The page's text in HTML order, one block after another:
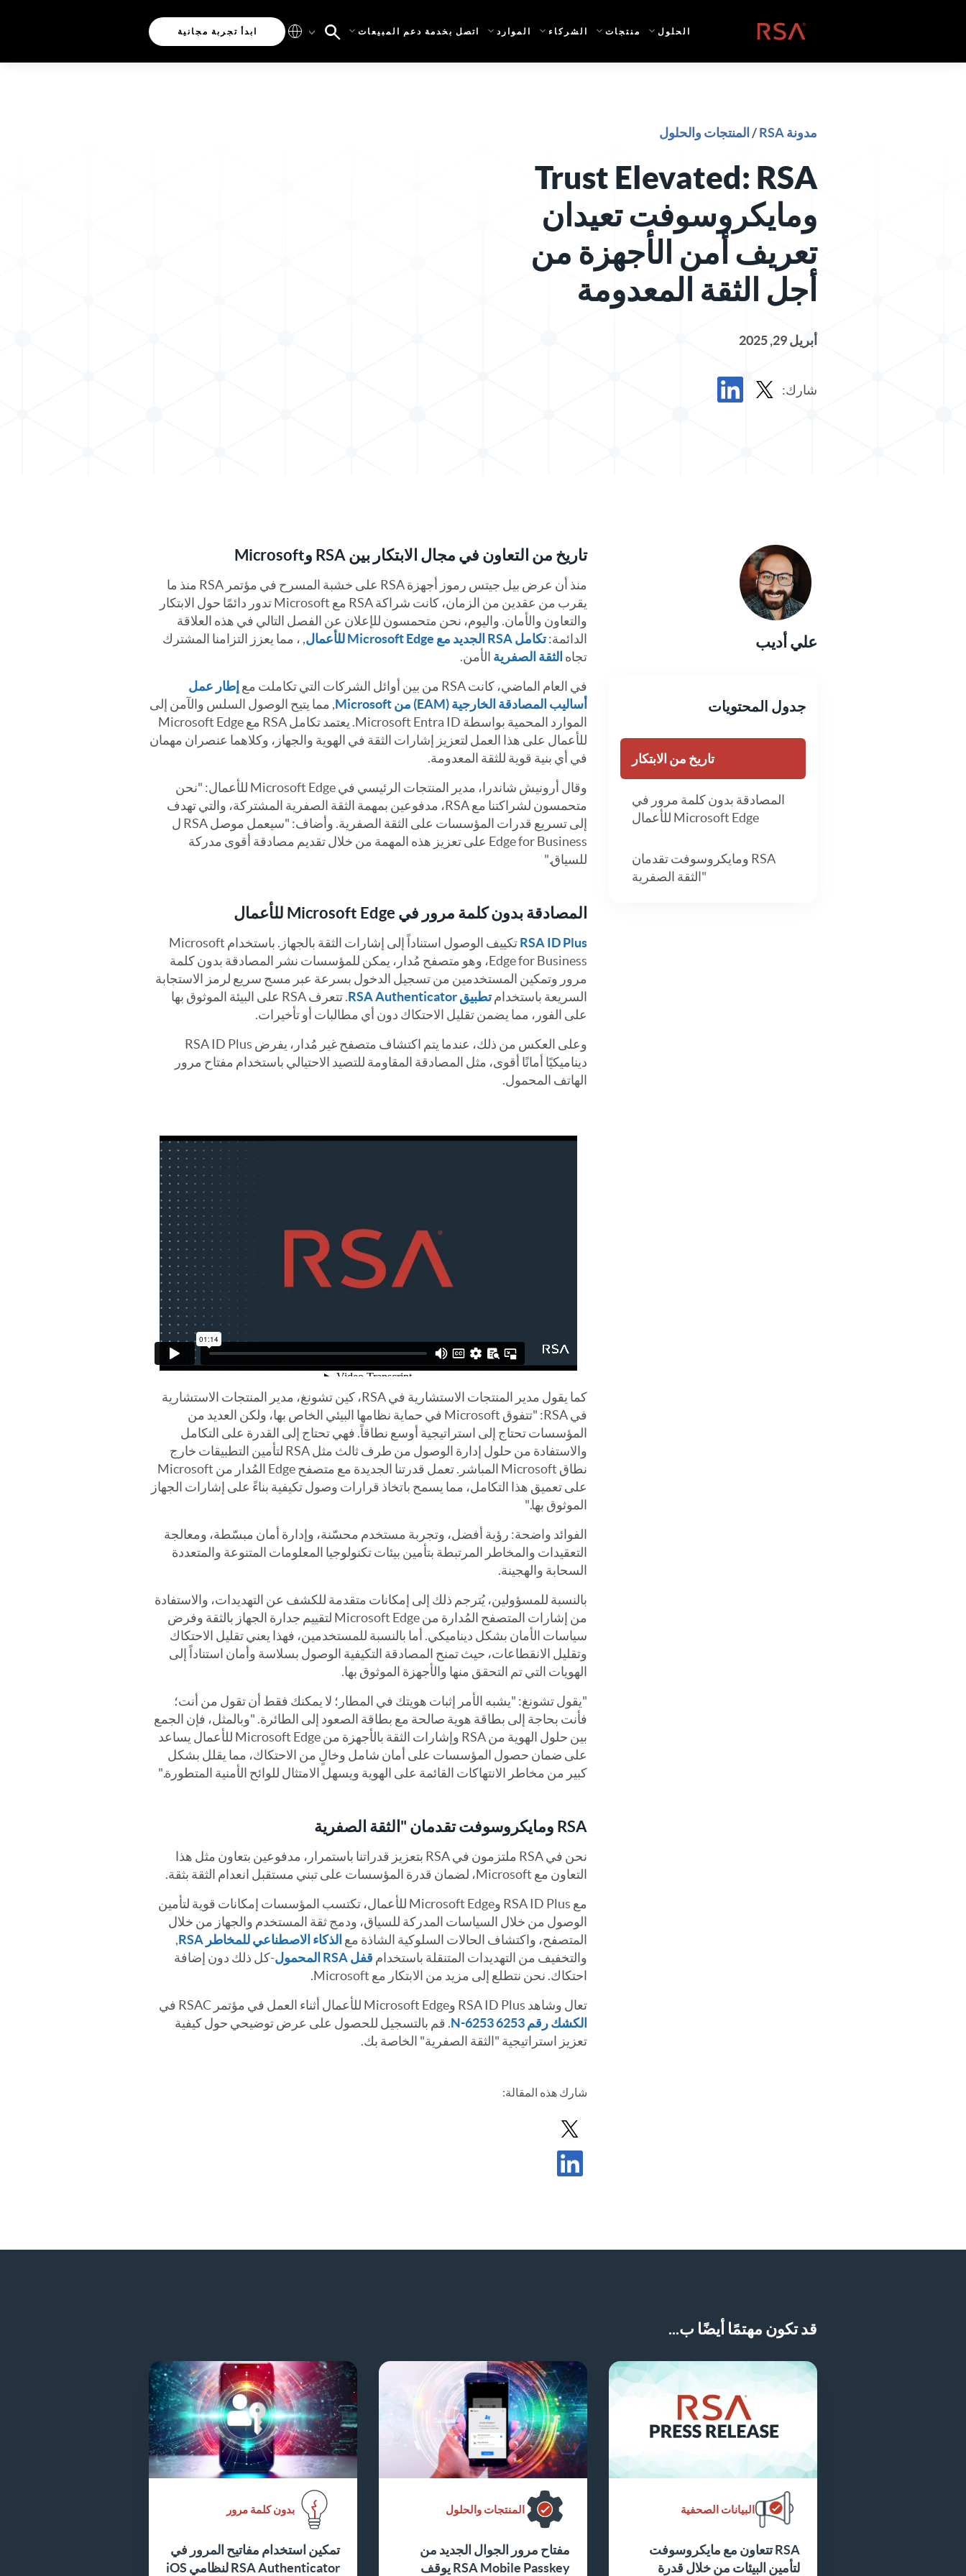
الصفحة الرئيسية الحلول منتجات الشركاء الموارد اتصل بخدمة دعم المبيعات ابدأ تجربة مجانية
مدونة RSA / المنتجات والحلول
Trust Elevated: RSA
ومايكروسوفت تعيدان
تعريف أمن الأجهزة من
أجل الثقة المعدومة
أبريل 29, 2025
شارك:
علي أديب
جدول المحتويات
تاريخ من الابتكار
المصادقة بدون كلمة مرور في
Microsoft Edge للأعمال
RSA ومايكروسوفت تقدمان
"الثقة الصفرية
تاريخ من التعاون في مجال الابتكار بين RSA وMicrosoft
منذ أن عرض بيل جيتس رموز أجهزة RSA على خشبة المسرح في مؤتمر RSA منذ ما
يقرب من عقدين من الزمان، كانت شراكة RSA مع Microsoft تدور دائمًا حول الابتكار
والتعاون والأمان. واليوم، نحن متحمسون للإعلان عن الفصل التالي في هذه العلاقة
الدائمة:تكامل RSA الجديد مع Microsoft Edge للأعمال
, ، مما يعزز التزامنا المشترك
تجاه الثقة الصفرية الأمن.
في العام الماضي، كانت RSA من بين أوائل الشركات التي تكاملت مع
إطار عمل
أساليب المصادقة الخارجية (EAM) من Microsoft
, مما يتيح الوصول السلس والآمن إلى
الموارد المحمية بواسطة Microsoft Entra ID. يعتمد تكامل RSA مع Microsoft Edge
للأعمال على هذا العمل لتعزيز إشارات الثقة في الهوية والجهاز، وكلاهما عنصران مهمان
في أي بنية قوية للثقة المعدومة.
وقال أرونيش شاندرا، مدير المنتجات الرئيسي في Microsoft Edge للأعمال: "نحن
متحمسون لشراكتنا مع RSA، مدفوعين بمهمة الثقة الصفرية المشتركة، والتي تهدف
إلى تسريع قدرات المؤسسات على الثقة الصفرية. وأضاف: "سيعمل موصل RSA ل
Edge for Business على تعزيز هذه المهمة من خلال تقديم مصادقة أقوى مدركة
للسياق."
المصادقة بدون كلمة مرور في Microsoft Edge للأعمال
RSA ID Plus
تكييف الوصول استناداً إلى إشارات الثقة بالجهاز. باستخدام Microsoft
Edge for Business، وهو متصفح مُدار، يمكن للمؤسسات نشر المصادقة بدون كلمة
مرور وتمكين المستخدمين من تسجيل الدخول بسرعة عبر مسح سريع لرمز الاستجابة
السريعة باستخدامتطبيق RSA Authenticator
. تتعرف RSA على البيئة الموثوق بها
على الفور، مما يضمن تقليل الاحتكاك دون أي مطالبات أو تأخيرات.
وعلى العكس من ذلك، عندما يتم اكتشاف متصفح غير مُدار، يفرض RSA ID Plus
ديناميكيًا أمانًا أقوى، مثل المصادقة المقاومة للتصيد الاحتيالي باستخدام مفتاح مرور
الهاتف المحمول.
كما يقول مدير المنتجات الاستشارية في RSA، كين تشونغ، مدير المنتجات الاستشارية
في RSA: "تتفوق Microsoft في حماية نظامها البيئي الخاص بها، ولكن العديد من
المؤسسات تحتاج إلى استراتيجية أوسع نطاقاً. فهي تحتاج إلى القدرة على التكامل
والاستفادة من حلول إدارة الوصول من طرف ثالث مثل RSA لتأمين التطبيقات خارج
نطاق Microsoft المباشر. تعمل قدرتنا الجديدة مع متصفح Edge المُدار من Microsoft
على تعميق هذا التكامل، مما يسمح باتخاذ قرارات وصول تكيفية بناءً على إشارات الجهاز
الموثوق بها."
الفوائد واضحة: رؤية أفضل، وتجربة مستخدم محسّنة، وإدارة أمان مبسّطة، ومعالجة
التعقيدات والمخاطر المرتبطة بتأمين بيئات تكنولوجيا المعلومات المتنوعة والمتعددة
السحابة والهجينة.
بالنسبة للمسؤولين، يُترجم ذلك إلى إمكانات متقدمة للكشف عن التهديدات، والاستفادة
من إشارات المتصفح المُدارة من Microsoft Edge لتقييم جدارة الجهاز بالثقة وفرض
سياسات الأمان بشكل ديناميكي. أما بالنسبة للمستخدمين، فهذا يعني تقليل الاحتكاك
وتقليل الانقطاعات، حيث تمنح المصادقة التكيفية الوصول بسلاسة وأمان استناداً إلى
الهويات التي تم التحقق منها والأجهزة الموثوق بها.
"يقول تشونغ: "يشبه الأمر إثبات هويتك في المطار؛ لا يمكنك فقط أن تقول من أنت؛
فأنت بحاجة إلى بطاقة هوية صالحة مع بطاقة الصعود إلى الطائرة. "وبالمثل، فإن الجمع
بين حلول الهوية من RSA وإشارات الثقة بالأجهزة من Microsoft Edge للأعمال يساعد
على ضمان حصول المؤسسات على أمان شامل وخالٍ من الاحتكاك، مما يقلل بشكل
كبير من مخاطر الانتهاكات القائمة على الهوية ويسهل الامتثال للوائح الأمنية المتطورة."
RSA ومايكروسوفت تقدمان "الثقة الصفرية
نحن في RSA ملتزمون في RSA بتعزيز قدراتنا باستمرار، مدفوعين بتعاون مثل هذا
التعاون مع Microsoft، لضمان قدرة المؤسسات على تبني مستقبل انعدام الثقة بثقة.
مع RSA ID Plus وMicrosoft Edge للأعمال، تكتسب المؤسسات إمكانات قوية لتأمين
الوصول من خلال السياسات المدركة للسياق، ودمج ثقة المستخدم والجهاز من خلال
المتصفح، واكتشاف الحالات السلوكية الشاذة مع الذكاء الاصطناعي للمخاطر RSA
,
والتخفيف من التهديدات المتنقلة باستخدام قفل RSA المحمول
-كل ذلك دون إضافة
احتكاك. نحن نتطلع إلى مزيد من الابتكار مع Microsoft.
تعال وشاهد RSA ID Plus وMicrosoft Edge للأعمال أثناء العمل في مؤتمر RSAC في
الكشك رقم 6253 N-6253
. قم بالتسجيل للحصول على عرض توضيحي حول كيفية
تعزيز استراتيجية "الثقة الصفرية" الخاصة بك.
شارك هذه المقالة:
مشاركة المشاركة في X
قد تكون مهتمًا أيضًا ب...
البيانات الصحفية
RSA تتعاون مع مايكروسوفت
لتأمين البيئات من خلال قدرة
المنتجات والحلول
مفتاح مرور الجوال الجديد من
RSA Mobile Passkey يوقف
بدون كلمة مرور
تمكين استخدام مفاتيح المرور في
RSA Authenticator لنظامي iOS